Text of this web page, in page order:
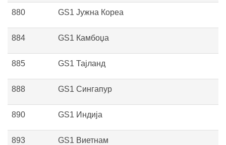
880 GS1 Јужна Кореа
884 GS1 Камбоџа
885 GS1 Тајланд
888 GS1 Сингапур
890 GS1 Индија
893 GS1 Виетнам